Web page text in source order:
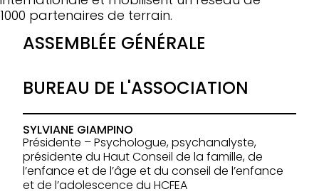
1000 partenaires de terrain.
ASSEMBLÉE GÉNÉRALE
BUREAU DE L'ASSOCIATION
SYLVIANE GIAMPINO
Présidente – Psychologue, psychanalyste,
présidente du Haut Conseil de la famille, de
l’enfance et de l’âge et du conseil de l’enfance
et de l’adolescence du HCFEA